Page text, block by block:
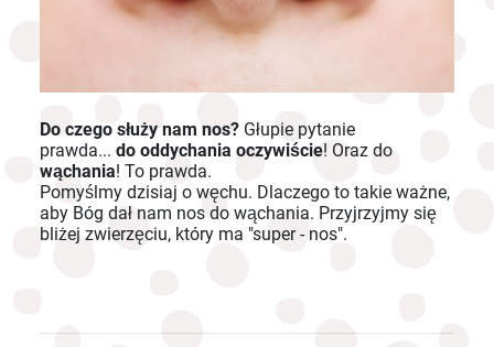
Do czego służy nam nos? Głupie pytanie
prawda... do oddychania oczywiście! Oraz do
wąchania! To prawda.
Pomyślmy dzisiaj o węchu. Dlaczego to takie ważne,
aby Bóg dał nam nos do wąchania. Przyjrzyjmy się
bliżej zwierzęciu, który ma "super - nos".